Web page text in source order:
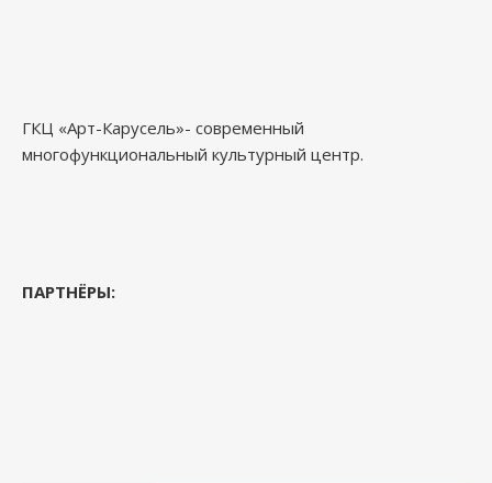
ГКЦ «Арт-Карусель»- современный
многофункциональный культурный центр.
ПАРТНЁРЫ: